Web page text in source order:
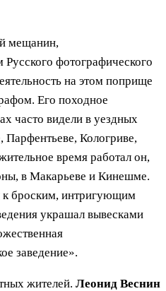
мещанин,
фотографического
на этом поприще
Его походное
часто видели в уездных
Кологриве,
время работал он,
в Макарьеве и Кинешме.
к броским, интригующим
украшал вывесками
заведение».
жителей. Леонид Веснин